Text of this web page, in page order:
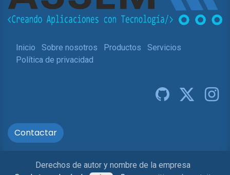
Inicio Sobre nosotros Productos
Servicios
Política de privacidad
Contactar
Derechos de autor y nombre de la empresa